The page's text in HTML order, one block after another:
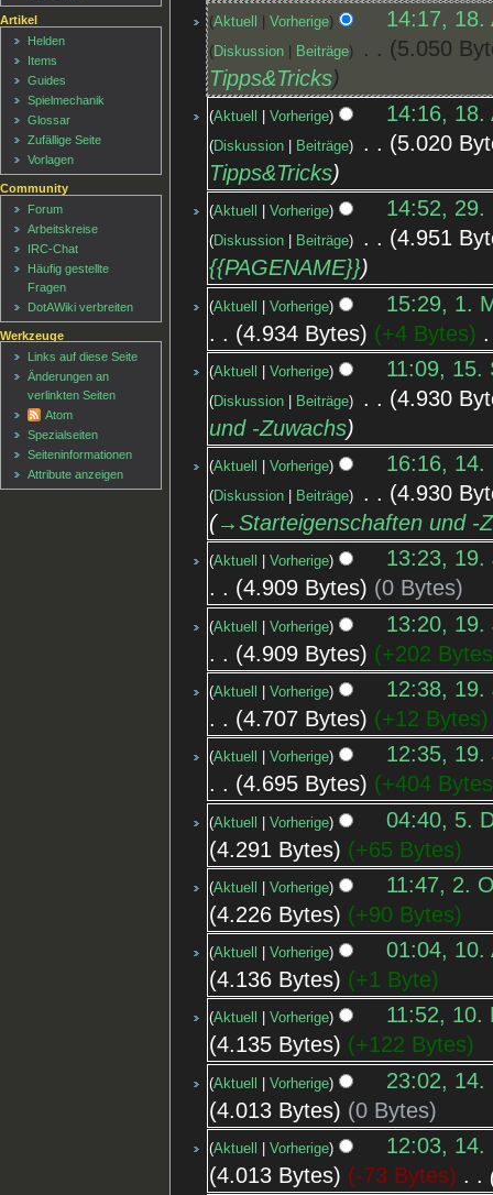
Aktuell Vorherige 14:17, 18.
Diskussion Beiträge
5.050
Tipps&Tricks
Aktuell Vorherige 14:16, 18.
Diskussion Beiträge
5.020
Tipps&Tricks
Aktuell Vorherige 14:52, 29.
Diskussion Beiträge
4.951
{{PAGENAME}}
Aktuell Vorherige
15:29, 1.
4.934 Bytes
+4 Bytes
Aktuell Vorherige 11:09, 15.
Diskussion Beiträge
4.930
und -Zuwachs
Aktuell Vorherige 16:16, 14.
Diskussion Beiträge
4.930
→‎Starteigenschaften und -
Aktuell Vorherige
13:23, 19.
4.909 Bytes
0 Bytes
Aktuell Vorherige
13:20, 19.
4.909 Bytes
+202 Bytes
Aktuell Vorherige
12:38, 19.
4.707 Bytes
+12 Bytes
Aktuell Vorherige
12:35, 19.
4.695 Bytes
+404 Bytes
Aktuell Vorherige
04:40, 5.
4.291 Bytes
+65 Bytes
Aktuell Vorherige
11:47, 2.
4.226 Bytes
+90 Bytes
Aktuell Vorherige
01:04, 10.
4.136 Bytes
+1 Byte
Aktuell Vorherige
11:52, 10.
4.135 Bytes
+122 Bytes
Aktuell Vorherige
23:02, 14.
4.013 Bytes
0 Bytes
Aktuell Vorherige
12:03, 14.
4.013 Bytes
-73 Bytes
Artikel
Helden
Items
Guides
Spielmechanik
Glossar
Zufällige Seite
Vorlagen
Community
Forum
Arbeitskreise
IRC-Chat
Häufig gestellte
Fragen
DotAWiki verbreiten
Werkzeuge
Links auf diese Seite
Änderungen an
verlinkten Seiten
Atom
Spezialseiten
Seiten­informationen
Attribute anzeigen